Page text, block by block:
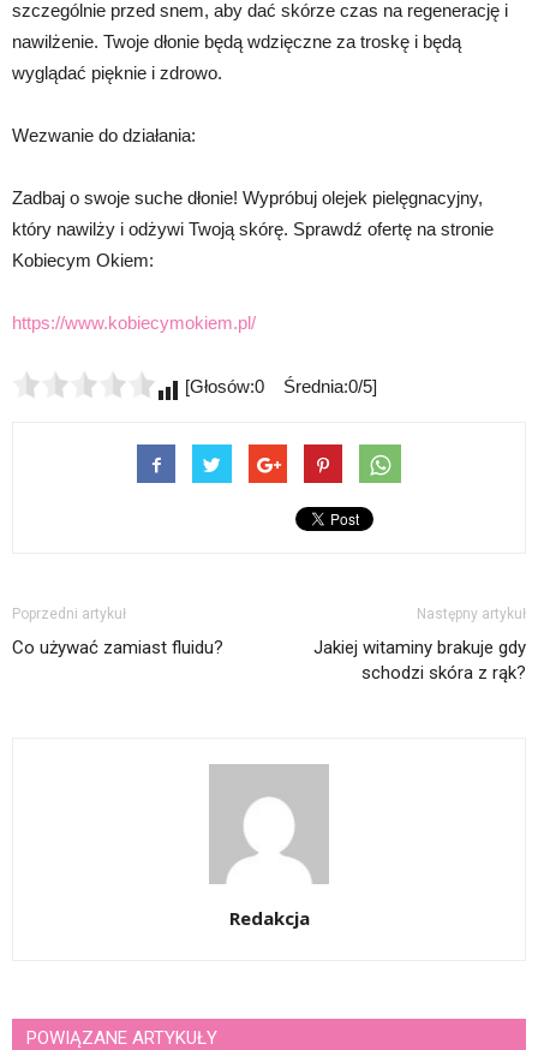
szczególnie przed snem, aby dać skórze czas na regenerację i
nawilżenie. Twoje dłonie będą wdzięczne za troskę i będą
wyglądać pięknie i zdrowo.
Wezwanie do działania:
Zadbaj o swoje suche dłonie! Wypróbuj olejek pielęgnacyjny,
który nawilży i odżywi Twoją skórę. Sprawdź ofertę na stronie
Kobiecym Okiem:
https://www.kobiecymokiem.pl/
[Głosów:0 Średnia:0/5]
Poprzedni artykuł
Co używać zamiast fluidu?
Następny artykuł
Jakiej witaminy brakuje gdy
schodzi skóra z rąk?
Redakcja
POWIĄZANE ARTYKUŁY